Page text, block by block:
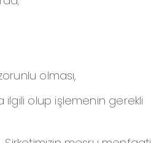
olması,
ilgili olup işlemenin gerekli